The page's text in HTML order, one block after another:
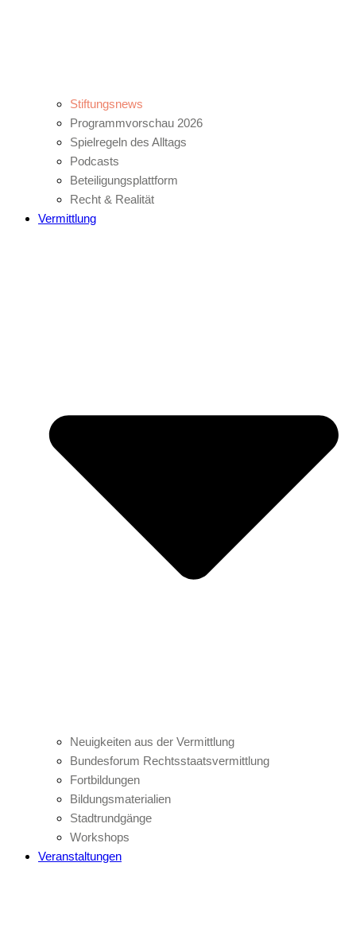
Stiftungsnews
Programmvorschau 2026
Spielregeln des Alltags
Podcasts
Beteiligungsplattform
Recht & Realität
Vermittlung
Neuigkeiten aus der Vermittlung
Bundesforum Rechtsstaatsvermittlung
Fortbildungen
Bildungsmaterialien
Stadtrundgänge
Workshops
Veranstaltungen